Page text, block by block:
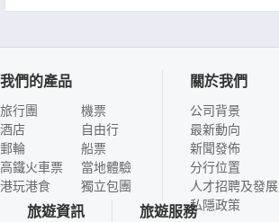
我們的產品
旅行團
酒店
郵輪
高鐵火車票
港玩港食
機票
自由行
船票
當地體驗
獨立包團
關於我們
公司背景
最新動向
新聞發佈
分行位置
人才招聘及發展
私隱政策
旅遊資訊 旅遊服務